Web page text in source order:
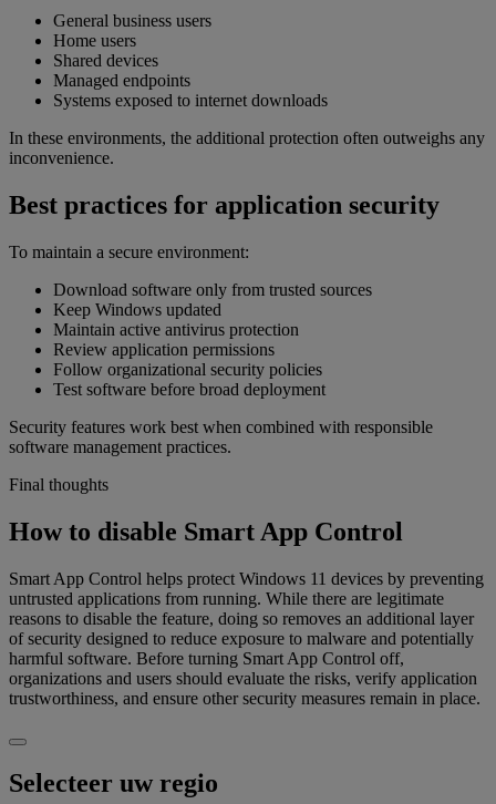
General business users
Home users
Shared devices
Managed endpoints
Systems exposed to internet downloads
In these environments, the additional protection often outweighs any
inconvenience.
Best practices for application security
To maintain a secure environment:
Download software only from trusted sources
Keep Windows updated
Maintain active antivirus protection
Review application permissions
Follow organizational security policies
Test software before broad deployment
Security features work best when combined with responsible
software management practices.
Final thoughts
How to disable Smart App Control
Smart App Control helps protect Windows 11 devices by preventing
untrusted applications from running. While there are legitimate
reasons to disable the feature, doing so removes an additional layer
of security designed to reduce exposure to malware and potentially
harmful software. Before turning Smart App Control off,
organizations and users should evaluate the risks, verify application
trustworthiness, and ensure other security measures remain in place.
Selecteer uw regio